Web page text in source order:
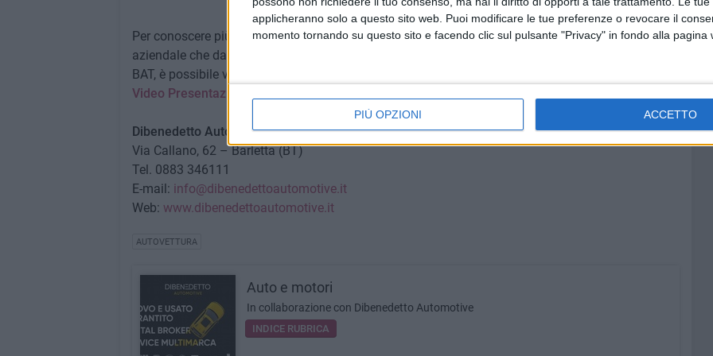
applicheranno solo a questo sito web. Puoi modificare le tue preferenze o revocare il
momento tornando su questo sito e facendo clic sul pulsante "Privacy" in fondo alla pagina
PIÙ OPZIONI ACCETTO
Per conoscere più da vicino la realtà Dibenedetto Automotive, i servizi offerti e la filosofia
aziendale che da anni rappresenta un punto di riferimento per la mobilità a Barletta e nel territorio
BAT, è possibile visionare il video istituzionale realizzato dall'azienda.
Video Presentazione Dibenedetto Automotive
Dibenedetto Automotive
Via Callano, 62 – Barletta (BT)
Tel. 0883 346111
E-mail: info@dibenedettoautomotive.it
Web: www.dibenedettoautomotive.it
AUTOVETTURA
Auto e motori
In collaborazione con Dibenedetto Automotive
INDICE RUBRICA